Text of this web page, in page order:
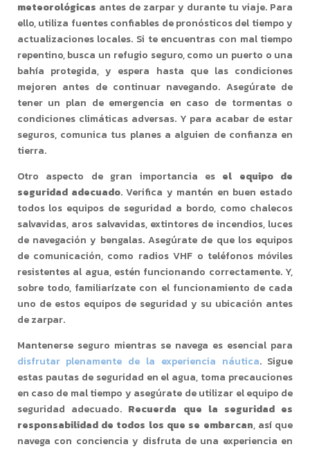
meteorológicas antes de zarpar y durante tu viaje. Para
ello, utiliza fuentes confiables de pronósticos del tiempo y
actualizaciones locales. Si te encuentras con mal tiempo
repentino, busca un refugio seguro, como un puerto o una
bahía protegida, y espera hasta que las condiciones
mejoren antes de continuar navegando. Asegúrate de
tener un plan de emergencia en caso de tormentas o
condiciones climáticas adversas. Y para acabar de estar
seguros, comunica tus planes a alguien de confianza en
tierra.
Otro aspecto de gran importancia es el equipo de
seguridad adecuado. Verifica y mantén en buen estado
todos los equipos de seguridad a bordo, como chalecos
salvavidas, aros salvavidas, extintores de incendios, luces
de navegación y bengalas. Asegúrate de que los equipos
de comunicación, como radios VHF o teléfonos móviles
resistentes al agua, estén funcionando correctamente. Y,
sobre todo, familiarízate con el funcionamiento de cada
uno de estos equipos de seguridad y su ubicación antes
de zarpar.
Mantenerse seguro mientras se navega es esencial para
disfrutar plenamente de la experiencia náutica. Sigue
estas pautas de seguridad en el agua, toma precauciones
en caso de mal tiempo y asegúrate de utilizar el equipo de
seguridad adecuado. Recuerda que la seguridad es
responsabilidad de todos los que se embarcan, así que
navega con conciencia y disfruta de una experiencia en